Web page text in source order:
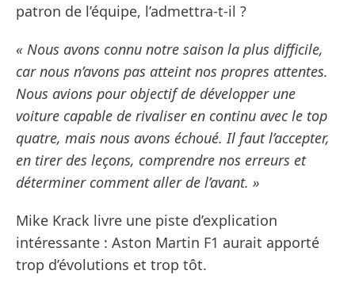
patron de l’équipe, l’admettra-t-il ?
« Nous avons connu notre saison la plus difficile,
car nous n’avons pas atteint nos propres attentes.
Nous avions pour objectif de développer une
voiture capable de rivaliser en continu avec le top
quatre, mais nous avons échoué. Il faut l’accepter,
en tirer des leçons, comprendre nos erreurs et
déterminer comment aller de l’avant. »
Mike Krack livre une piste d’explication
intéressante : Aston Martin F1 aurait apporté
trop d’évolutions et trop tôt.